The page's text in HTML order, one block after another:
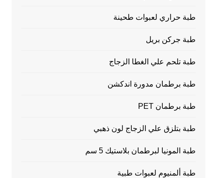
طبة حراري لعبوات طحينة
طبة جركن بريل
طبة تلحم علي الغطا الزجاج
طبة برطمان مدورة اندكشن
طبة برطمان PET
طبة بتلزق علي الزجاج لون ذهبي
طبة المونيا لبرطمان بلاستيك 5 سم
طبة ألمنيوم لعبوات طبية